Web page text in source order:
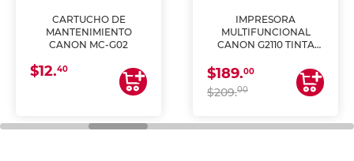
CARTUCHO DE
MANTENIMIENTO
CANON MC-G02
$12.40
IMPRESORA
MULTIFUNCIONAL
CANON G2110 TINTA
$189.00
$209.00